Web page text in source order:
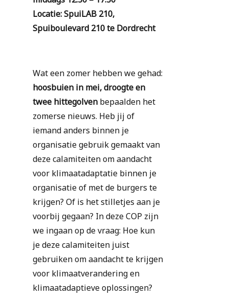
Locatie: SpuiLAB 210,
Spuiboulevard 210 te Dordrecht
Wat een zomer hebben we gehad:
hoosbuien in mei, droogte en
twee hittegolven bepaalden het
zomerse nieuws. Heb jij of
iemand anders binnen je
organisatie gebruik gemaakt van
deze calamiteiten om aandacht
voor klimaatadaptatie binnen je
organisatie of met de burgers te
krijgen? Of is het stilletjes aan je
voorbij gegaan? In deze COP zijn
we ingaan op de vraag: Hoe kun
je deze calamiteiten juist
gebruiken om aandacht te krijgen
voor klimaatverandering en
klimaatadaptieve oplossingen?